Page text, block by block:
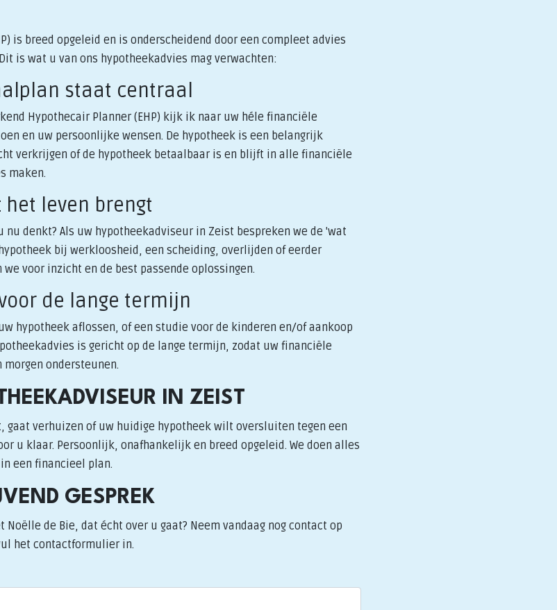
is breed opgeleid en is onderscheidend door een compleet advies
is wat u van ons hypotheekadvies mag verwachten:
staat centraal
Hypothecair Planner (EHP) kijk ik naar uw héle financiële
en uw persoonlijke wensen. De hypotheek is een belangrijk
verkrijgen of de hypotheek betaalbaar is en blijft in alle financiële
maken.
het leven brengt
nu denkt? Als uw hypotheekadviseur in Zeist bespreken we de 'wat
bij werkloosheid, een scheiding, overlijden of eerder
voor inzicht en de best passende oplossingen.
de lange termijn
hypotheek aflossen, of een studie voor de kinderen en/of aankoop
is gericht op de lange termijn, zodat uw financiële
morgen ondersteunen.
IN ZEIST
gaat verhuizen of uw huidige hypotheek wilt oversluiten tegen een
u klaar. Persoonlijk, onafhankelijk en breed opgeleid. We doen alles
een financieel plan.
GESPREK
de Bie, dat écht over u gaat? Neem vandaag nog contact op
het contactformulier in.